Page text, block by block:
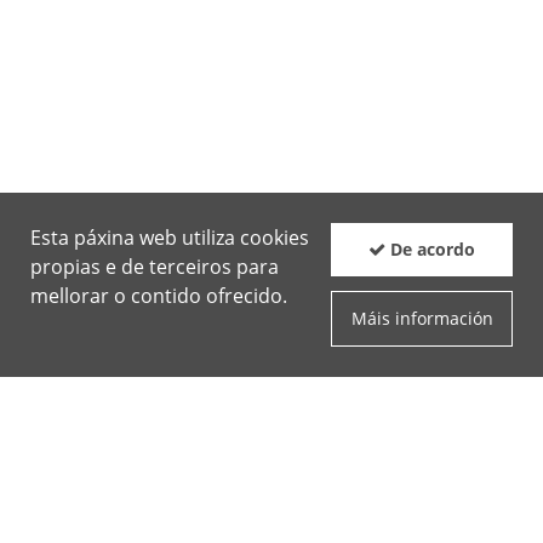
Esta páxina web utiliza cookies
propias e de terceiros para
mellorar o contido ofrecido.
De acordo
Máis información